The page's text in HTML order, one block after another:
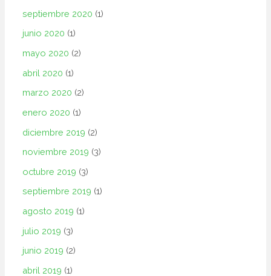
septiembre 2020 (1)
junio 2020 (1)
mayo 2020 (2)
abril 2020 (1)
marzo 2020 (2)
enero 2020 (1)
diciembre 2019 (2)
noviembre 2019 (3)
octubre 2019 (3)
septiembre 2019 (1)
agosto 2019 (1)
julio 2019 (3)
junio 2019 (2)
abril 2019 (1)